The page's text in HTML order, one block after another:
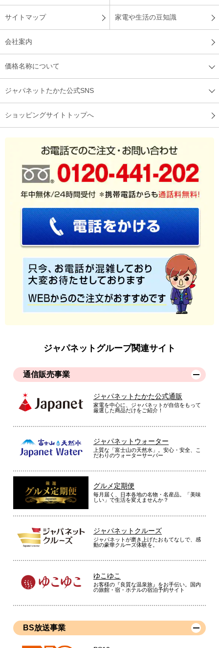
サイトマップ 家電や生活の豆知識
会社案内
価格名称について
ジャパネットたかた公式SNS
ショッピングサイトトップへ
ジャパネットグループ関連サイト
通信販売事業
ジャパネットたかた公式通販
家電を中心に、ジャパネットが自信をもって
厳選した商品だけをご紹介！
ジャパネットウォーター
上質な「富士山の天然水」。安心・安全、こ
だわりのウォーターサーバー
グルメ定期便
毎月届く、日本各地の名物・名産品。「美味
しい」で生活を変えませんか？
ジャパネットクルーズ
ジャパネットが磨き上げたおもてなしで、感
動の豪華クルーズ体験を。
ゆこゆこ
お客様の『良質な温泉旅』をお手伝い。国内
の旅館・宿・ホテルの宿泊予約サイト
BS放送事業